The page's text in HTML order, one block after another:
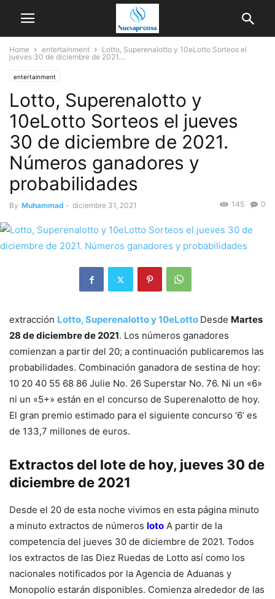
Home entertainment
Lotto, Superenalotto y 10eLotto Sorteos el
jueves 30 de diciembre de 2021....
entertainment
Lotto, Superenalotto y
10eLotto Sorteos el jueves
30 de diciembre de 2021.
Números ganadores y
probabilidades
By Muhammad - diciembre 31, 2021 0
145
extracción Lotto, Superenalotto y 10eLotto Desde Martes
28 de diciembre de 2021. Los números ganadores
comienzan a partir del 20; a continuación publicaremos las
probabilidades. Combinación ganadora de sestina de hoy:
10 20 40 55 68 86 Julie No. 26 Superstar No. 76. Ni un «6»
ni un «5+» están en el concurso de Superenalotto de hoy.
El gran premio estimado para el siguiente concurso ‘6’ es
de 133,7 millones de euros.
Extractos del lote de hoy, jueves 30 de
diciembre de 2021
Desde el 20 de esta noche vivimos en esta página minuto
a minuto extractos de números loto A partir de la
competencia del jueves 30 de diciembre de 2021. Todos
los extractos de las Diez Ruedas de Lotto así como los
nacionales notificados por la Agencia de Aduanas y
Monopolio estarán disponibles. Comienza alrededor de las